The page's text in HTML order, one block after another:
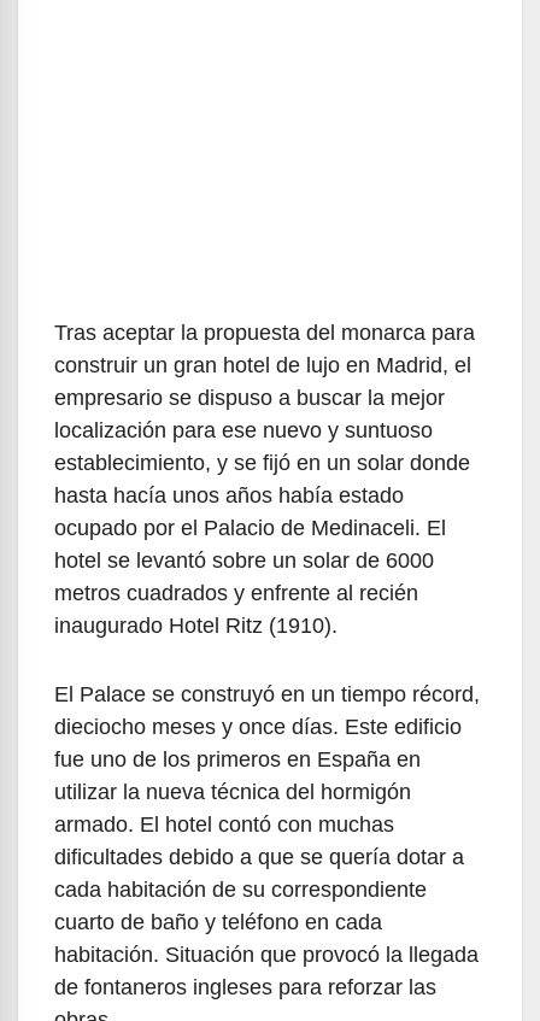
Tras aceptar la propuesta del monarca para
construir un gran hotel de lujo en Madrid, el
empresario se dispuso a buscar la mejor
localización para ese nuevo y suntuoso
establecimiento, y se fijó en un solar donde
hasta hacía unos años había estado
ocupado por el Palacio de Medinaceli. El
hotel se levantó sobre un solar de 6000
metros cuadrados y enfrente al recién
inaugurado Hotel Ritz (1910).
El Palace se construyó en un tiempo récord,
dieciocho meses y once días. Este edificio
fue uno de los primeros en España en
utilizar la nueva técnica del hormigón
armado. El hotel contó con muchas
dificultades debido a que se quería dotar a
cada habitación de su correspondiente
cuarto de baño y teléfono en cada
habitación. Situación que provocó la llegada
de fontaneros ingleses para reforzar las